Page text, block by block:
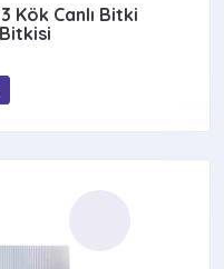
Kök Canlı Bitki